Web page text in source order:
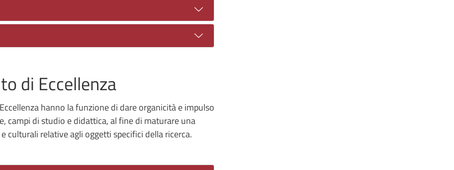
di Eccellenza
hanno la funzione di dare organicità e impulso
campi di studio e didattica, al fine di maturare una
culturali relative agli oggetti specifici della ricerca.